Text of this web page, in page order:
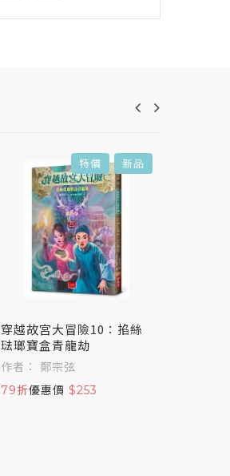
特價 新品
穿越故宮大冒險10：掐絲
琺瑯寶盒青龍劫
作者： 鄭宗弦
79折優惠價 $253